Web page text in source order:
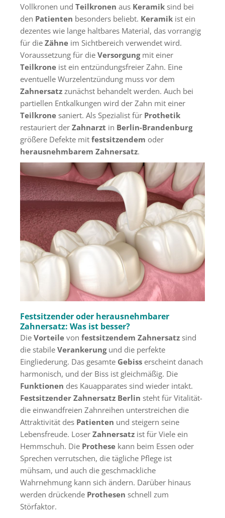
Vollkronen und Teilkronen aus Keramik sind bei
den Patienten besonders beliebt. Keramik ist ein
dezentes wie lange haltbares Material, das vorrangig
für die Zähne im Sichtbereich verwendet wird.
Voraussetzung für die Versorgungmit einer
Teilkrone ist ein entzündungsfreier Zahn. Eine
eventuelle Wurzelentzündung muss vor dem
Zahnersatz zunächst behandelt werden. Auch bei
partiellen Entkalkungen wird der Zahn mit einer
Teilkrone saniert. Als Spezialist für Prothetik
restauriert der Zahnarzt in Berlin-Brandenburg
größere Defekte mit festsitzendem oder
herausnehmbarem Zahnersatz.
Festsitzender oder herausnehmbarer
Zahnersatz: Was ist besser?
Die Vorteile von festsitzendem Zahnersatz sind
die stabile Verankerungund die perfekte
Eingliederung. Das gesamte Gebiss erscheint danach
harmonisch, und der Biss ist gleichmäßig. Die
Funktionen des Kauapparates sind wieder intakt.
Festsitzender Zahnersatz Berlin steht für Vitalität-
die einwandfreien Zahnreihen unterstreichen die
Attraktivität des Patienten und steigern seine
Lebensfreude. Loser Zahnersatz ist für Viele ein
Hemmschuh. Die Prothese kann beim Essen oder
Sprechen verrutschen, die tägliche Pflege ist
mühsam, und auch die geschmackliche
Wahrnehmung kann sich ändern. Darüber hinaus
werden drückende Prothesen schnell zum
Störfaktor.